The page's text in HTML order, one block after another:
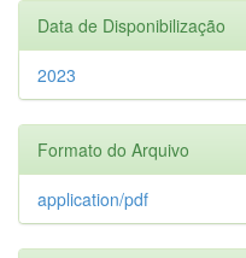
Data de Disponibilização
2023
Formato do Arquivo
application/pdf